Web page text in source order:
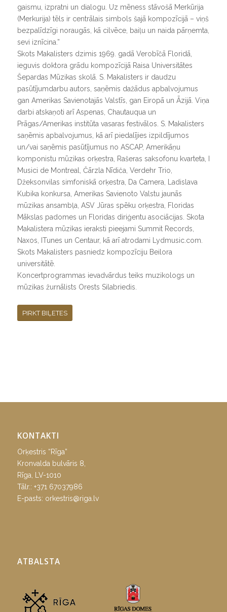
gaismu, izpratni un dialogu. Uz mēness stāvošā Merkūrija
(Merkurija) tēls ir centrālais simbols šajā kompozīcijā – viņš
bezpalīdzīgi noraugās, kā cilvēce, baiļu un naida pārņemta,
sevi iznīcina.”
Skots Makalisters dzimis 1969. gadā Verobīčā Floridā,
ieguvis doktora grādu kompozīcijā Raisa Universitātes
Šepardas Mūzikas skolā. S. Makalisters ir daudzu
pasūtījumdarbu autors, saņēmis dažādus apbalvojumus
gan Amerikas Savienotajās Valstīs, gan Eiropā un Āzijā. Viņa
darbi atskaņoti arī Aspenas, Chautauqua un
Prāgas/Amerikas institūta vasaras festivālos. S. Makalisters
saņēmis apbalvojumus, kā arī piedalījies izpildījumos
un/vai saņēmis pasūtījumus no ASCAP, Amerikāņu
komponistu mūzikas orķestra, Rašeras saksofonu kvarteta, I
Musici de Montreal, Čārzla Nīdiča, Verdehr Trio,
Džeksonvilas simfoniskā orķestra, Da Camera, Ladislava
Kubika konkursa, Amerikas Savienoto Valstu jaunās
mūzikas ansambļa, ASV Jūras spēku orķestra, Floridas
Mākslas padomes un Floridas diriģentu asociācijas. Skota
Makalistera mūzikas ieraksti pieejami Summit Records,
Naxos, ITunes un Centaur, kā arī atrodami Lydmusic.com.
Skots Makalisters pasniedz kompozīciju Beilora
universitātē.
Koncertprogrammas ievadvārdus teiks muzikologs un
mūzikas žurnālists Orests Silabriedis.
PIRKT BIĻETES
KONTAKTI
Orķestris “Rīga”
Kronvalda bulvāris 8,
Rīga, LV-1010
Tālr.: +371 67037986
E-pasts: orkestris@riga.lv
ATBALSTA